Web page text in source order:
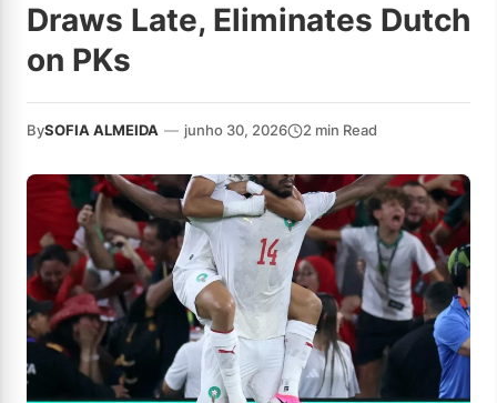
Draws Late, Eliminates Dutch
on PKs
BySOFIA ALMEIDA — junho 30, 2026 2 min Read